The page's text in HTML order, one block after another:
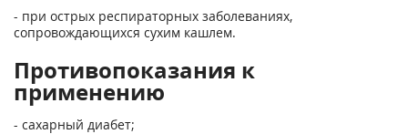
- при острых респираторных заболеваниях,
сопровождающихся сухим кашлем.
Противопоказания к
применению
- сахарный диабет;